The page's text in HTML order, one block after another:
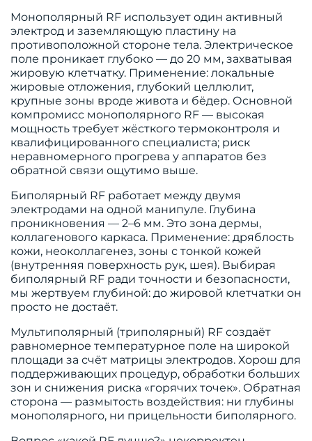
Монополярный RF использует один активный
электрод и заземляющую пластину на
противоположной стороне тела. Электрическое
поле проникает глубоко — до 20 мм, захватывая
жировую клетчатку. Применение: локальные
жировые отложения, глубокий целлюлит,
крупные зоны вроде живота и бёдер. Основной
компромисс монополярного RF — высокая
мощность требует жёсткого термоконтроля и
квалифицированного специалиста; риск
неравномерного прогрева у аппаратов без
обратной связи ощутимо выше.
Биполярный RF работает между двумя
электродами на одной манипуле. Глубина
проникновения — 2–6 мм. Это зона дермы,
коллагенового каркаса. Применение: дряблость
кожи, неоколлагенез, зоны с тонкой кожей
(внутренняя поверхность рук, шея). Выбирая
биполярный RF ради точности и безопасности,
мы жертвуем глубиной: до жировой клетчатки он
просто не достаёт.
Мультиполярный (триполярный) RF создаёт
равномерное температурное поле на широкой
площади за счёт матрицы электродов. Хорош для
поддерживающих процедур, обработки больших
зон и снижения риска «горячих точек». Обратная
сторона — размытость воздействия: ни глубины
монополярного, ни прицельности биполярного.